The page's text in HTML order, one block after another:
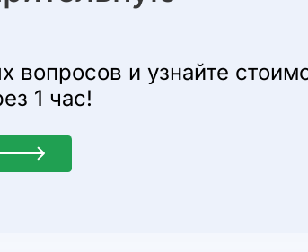
вопросов и узнайте
1 час!